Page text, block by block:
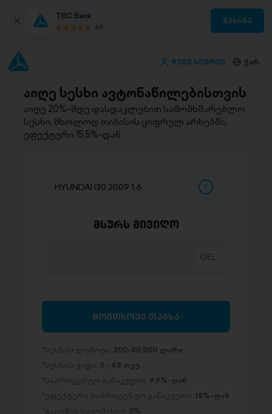
TBC Bank
4.9
გახსნა
ჩემი სივრცე ქარ
აიღე სესხი ავტონაწილებისთვის
აიღე 20%-მდე ფასდაკლებით სამომხმარებლო
სესხი, მხოლოდ თიბისის ციფრულ არხებში,
ეფექტური 15.5%-დან
HYUNDAI I30 2009 1.6
მსურს მივიღო
მოითხოვე თანხა
სესხის ლიმიტი: 200-80,000 ლარი
სესხის ვადა: 3 - 48 თვე
საპროცენტო განაკვეთი: 9.9%-დან
ეფექტური საპროცენტო განაკვეთი: 18%-დან
გაცემის საკომისიო 0%